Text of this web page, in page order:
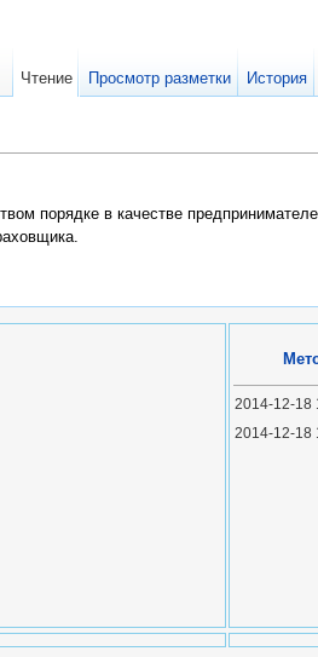
порядке в качестве
Чтение Просмотр разметки История
2014-12-18
2014-12-18